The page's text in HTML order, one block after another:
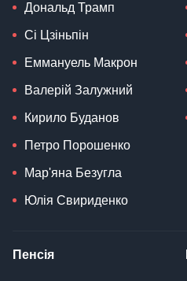
Дональд Трамп
Сі Цзіньпін
Еммануель Макрон
Валерій Залужний
Кирило Буданов
Петро Порошенко
Мар'яна Безугла
Юлія Свириденко
Пенсія